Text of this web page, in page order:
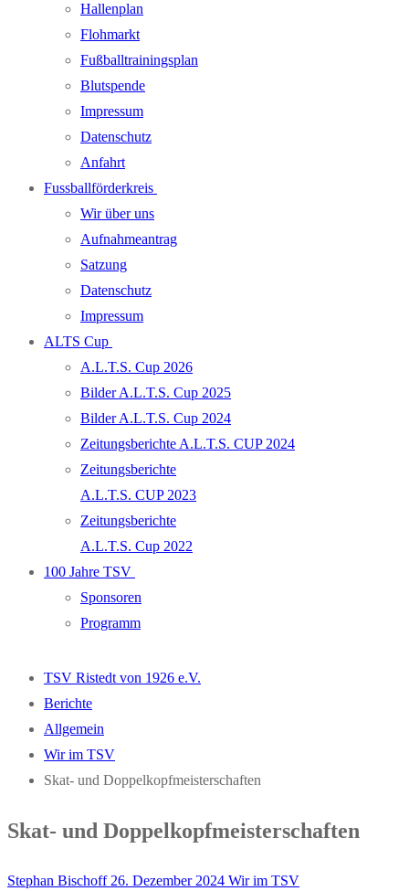
Hallenplan
Flohmarkt
Fußballtrainingsplan
Blutspende
Impressum
Datenschutz
Anfahrt
Fussballförderkreis
Wir über uns
Aufnahmeantrag
Satzung
Datenschutz
Impressum
ALTS Cup
A.L.T.S. Cup 2026
Bilder A.L.T.S. Cup 2025
Bilder A.L.T.S. Cup 2024
Zeitungsberichte A.L.T.S. CUP 2024
Zeitungsberichte
A.L.T.S. CUP 2023
Zeitungsberichte
A.L.T.S. Cup 2022
100 Jahre TSV
Sponsoren
Programm
TSV Ristedt von 1926 e.V.
Berichte
Allgemein
Wir im TSV
Skat- und Doppelkopfmeisterschaften
Skat- und Doppelkopfmeisterschaften
Stephan Bischoff 26. Dezember 2024 Wir im TSV